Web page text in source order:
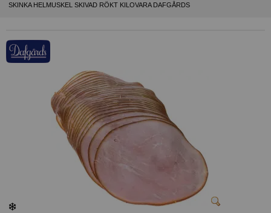
SKINKA HELMUSKEL SKIVAD RÖKT KILOVARA DAFGÅRDS